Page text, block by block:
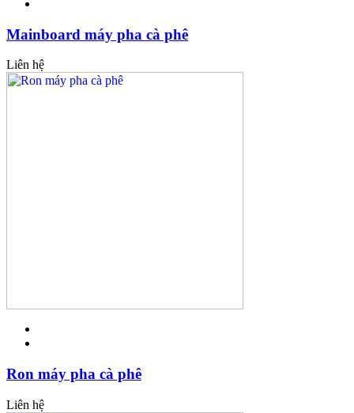
Mainboard máy pha cà phê
Liên hệ
Ron máy pha cà phê
Liên hệ